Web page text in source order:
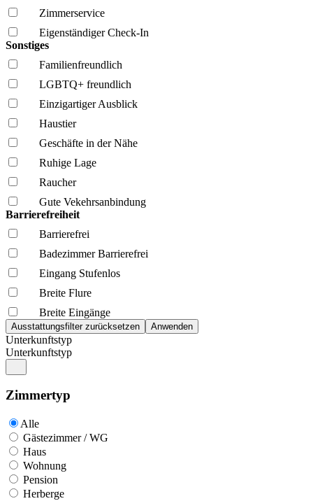
Zimmerservice
Eigenständiger Check-In
Sonstiges
Familien­freundlich
LGBTQ+ freundlich
Einzigartiger Ausblick
Haustier
Geschäfte in der Nähe
Ruhige Lage
Raucher
Gute Vekehrsanbindung
Barrierefreiheit
Barrierefrei
Badezimmer Barrierefrei
Eingang Stufenlos
Breite Flure
Breite Eingänge
Unterkunftstyp
Unterkunftstyp
Zimmertyp
Alle
Gästezimmer / WG
Haus
Wohnung
Pension
Herberge